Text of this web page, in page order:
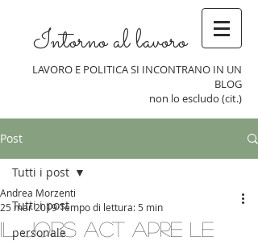
Intorno al lavoro
LAVORO E POLITICA SI INCONTRANO IN UN
BLOG
non lo escludo (cit.)
Post
Tutti i post
personale
Tutti i post
Il Jobs Act apre le
Andrea Morzenti
25 mar 2019Tempo di lettura: 5 min